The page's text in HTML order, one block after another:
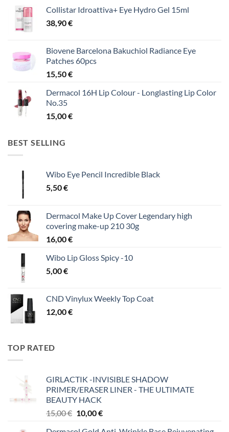
Collistar Idroattiva+ Eye Hydro Gel 15ml
38,90€
Biovene Barcelona Bakuchiol Radiance Eye
Patches 60pcs
15,50€
Dermacol 16H Lip Colour - Longlasting Lip Color
No.35
15,00€
BEST SELLING
Wibo Eye Pencil Incredible Black
5,50€
Dermacol Make Up Cover Legendary high
covering make-up 210 30g
16,00€
Wibo Lip Gloss Spicy -10
5,00€
CND Vinylux Weekly Top Coat
12,00€
TOP RATED
GIRLACTIK -INVISIBLE SHADOW
PRIMER/ERASER LINER - THE ULTIMATE
BEAUTY HACK
15,00€ Original
10,00€Η